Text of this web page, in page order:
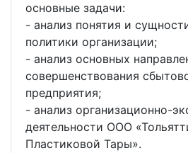
основные задачи:
- анализ понятия и
политики организации;
- анализ основных
совершенствования
предприятия;
- анализ организационно-
деятельности ООО
Пластиковой Тары».